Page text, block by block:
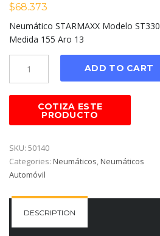
$68.373
Neumático STARMAXX Modelo ST330
Medida 155 Aro 13
ADD TO CART
SKU: 50140
Categories: Neumáticos,Neumáticos
Automóvil
DESCRIPTION